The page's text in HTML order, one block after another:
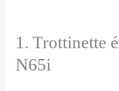
1. Trottinette
N65i